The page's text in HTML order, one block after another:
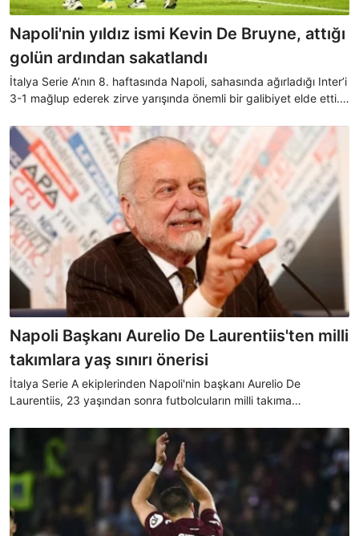
Napoli'nin yıldız ismi Kevin De Bruyne, attığı
golün ardından sakatlandı
İtalya Serie A’nın 8. haftasında Napoli, sahasında ağırladığı Inter’i
3-1 mağlup ederek zirve yarışında önemli bir galibiyet elde etti.
yaşayarak, sahadan gözyaşları ile ayrıldı.
Napoli Başkanı Aurelio De Laurentiis'ten milli
takımlara yaş sınırı önerisi
İtalya Serie A ekiplerinden Napoli'nin başkanı Aurelio De
Laurentiis, 23 yaşından sonra futbolcuların milli takıma
yetenekleri keşfedersin. Yaşı ilerlemiş oyuncuları milli takımlarda
sakatlıktan da koruruz" ifadelerini kullandı.